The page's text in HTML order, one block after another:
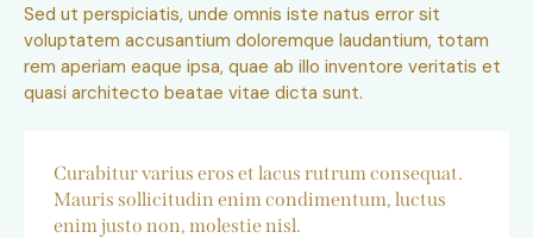
Sed ut perspiciatis, unde omnis iste natus error sit
voluptatem accusantium doloremque laudantium, totam
rem aperiam eaque ipsa, quae ab illo inventore veritatis et
quasi architecto beatae vitae dicta sunt.
Curabitur varius eros et lacus rutrum consequat.
Mauris sollicitudin enim condimentum, luctus
enim justo non, molestie nisl.